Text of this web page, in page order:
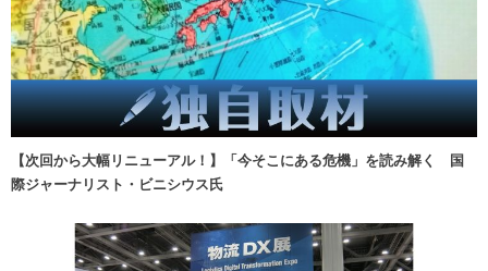
【次回から大幅リニューアル！】「今そこにある危機」を読み解く 国
際ジャーナリスト・ビニシウス氏